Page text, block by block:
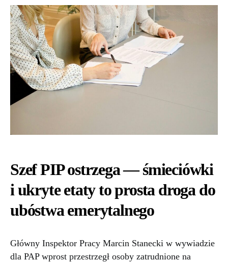
Szef PIP ostrzega — śmieciówki
i ukryte etaty to prosta droga do
ubóstwa emerytalnego
Główny Inspektor Pracy Marcin Stanecki w wywiadzie
dla PAP wprost przestrzegł osoby zatrudnione na